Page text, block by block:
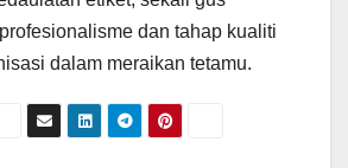
dan tahap kualiti
dalam meraikan tetamu.